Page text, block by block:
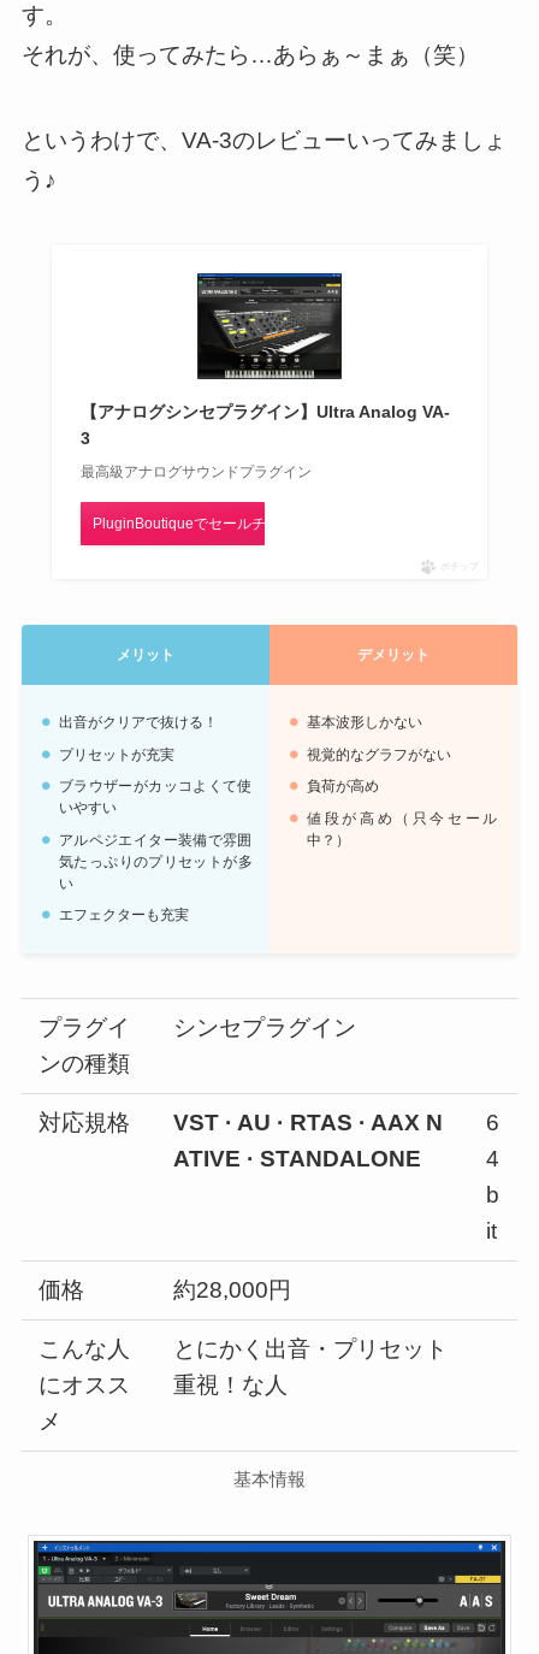
す。
それが、使ってみたら…あらぁ～まぁ（笑）
というわけで、VA-3のレビューいってみましょ
う♪
【アナログシンセプラグイン】Ultra Analog VA-
3
最高級アナログサウンドプラグイン
PluginBoutiqueでセールチェック！
ポチップ
メリット デメリット
出音がクリアで抜ける！
プリセットが充実
ブラウザーがカッコよくて使
いやすい
アルペジエイター装備で雰囲
気たっぷりのプリセットが多
い
エフェクターも充実
基本波形しかない
視覚的なグラフがない
負荷が高め
値段が高め（只今セール
中？）
プラグイ
ンの種類
シンセプラグイン
対応規格
VST · AU · RTAS · AAX N
ATIVE · STANDALONE
6
4
b
it
価格 約28,000円
こんな人
にオスス
メ
とにかく出音・プリセット
重視！な人
基本情報